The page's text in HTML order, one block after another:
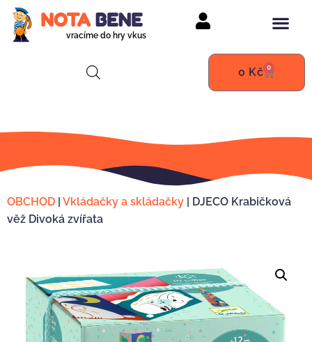
vracíme do hry vkus
0 Kč 0
OBCHOD | Vkládačky a skládačky | DJECO Krabičková
věž Divoká zvířata